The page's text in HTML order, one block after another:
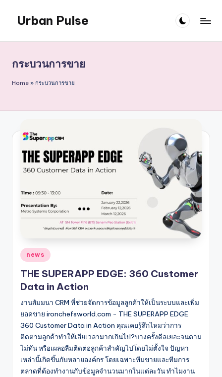
content
Urban Pulse
กระบวนการขาย
Home » กระบวนการขาย
Posted
in
news
THE SUPERAPP EDGE: 360 Customer
Data in Action
งานสัมมนา CRM ที่ช่วยจัดการข้อมูลลูกค้าให้เป็นระบบและเพิ่ม
ยอดขาย ironchefsworld.com - THE SUPERAPP EDGE
360 Customer Data in Action คุณเคยรู้สึกไหมว่าการ
ติดตามลูกค้าทำให้เสียเวลามากเกินไป?บางครั้งดีลเยอะจนตาม
ไม่ทัน หรือเผลอลืมติดต่อลูกค้าสำคัญไปโดยไม่ตั้งใจ ปัญหา
เหล่านี้เกิดขึ้นกับหลายองค์กร โดยเฉพาะทีมขายและทีมการ
ตลาดที่ต้องทำงานกับข้อมูลจำนวนมากในแต่ละวัน ทำไมงาน